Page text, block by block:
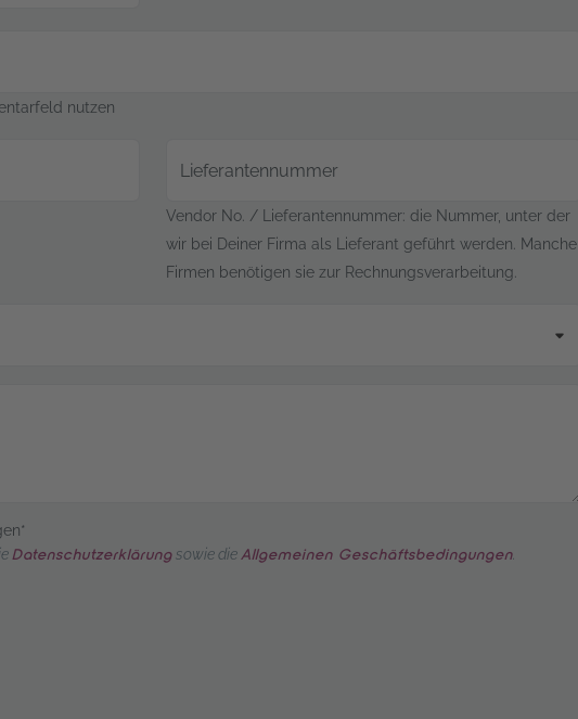
nutzen
Lieferantennummer
Vendor No. / Lieferantennummer: die Nummer, unter der
wir bei Deiner Firma als Lieferant geführt werden. Manche
Firmen benötigen sie zur Rechnungsverarbeitung.
Datenschutzerklärung sowie die Allgemeinen Geschäftsbedingungen